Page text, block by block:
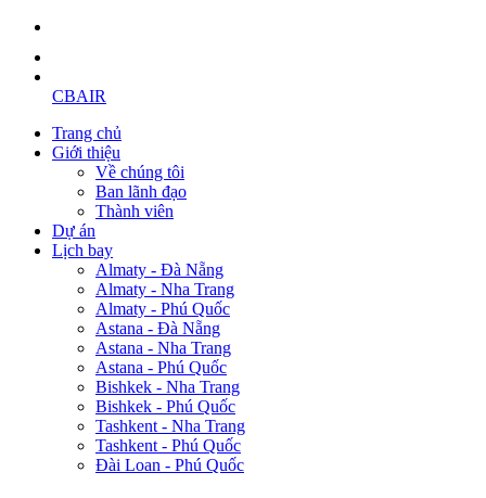
CBAIR
Trang chủ
Giới thiệu
Về chúng tôi
Ban lãnh đạo
Thành viên
Dự án
Lịch bay
Almaty - Đà Nẵng
Almaty - Nha Trang
Almaty - Phú Quốc
Astana - Đà Nẵng
Astana - Nha Trang
Astana - Phú Quốc
Bishkek - Nha Trang
Bishkek - Phú Quốc
Tashkent - Nha Trang
Tashkent - Phú Quốc
Đài Loan - Phú Quốc